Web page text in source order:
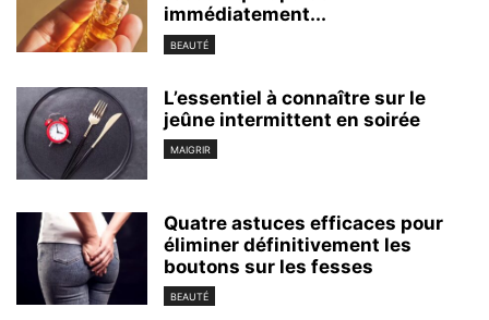
immédiatement...
BEAUTÉ
L’essentiel à connaître sur le
jeûne intermittent en soirée
MAIGRIR
Quatre astuces efficaces pour
éliminer définitivement les
boutons sur les fesses
BEAUTÉ